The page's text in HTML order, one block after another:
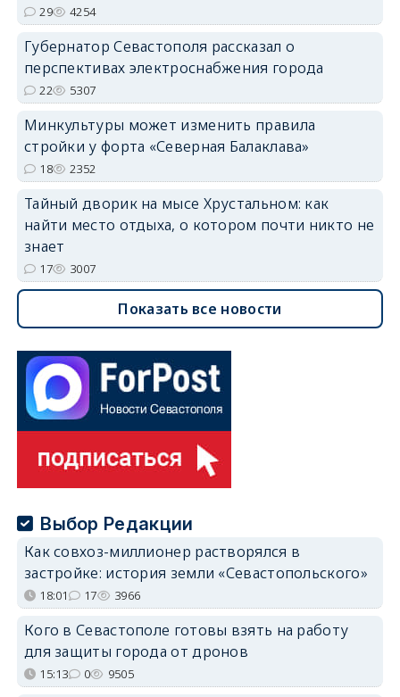
29 4254
Губернатор Севастополя рассказал о
перспективах электроснабжения города
22 5307
Минкультуры может изменить правила
стройки у форта «Северная Балаклава»
18 2352
Тайный дворик на мысе Хрустальном: как
найти место отдыха, о котором почти никто не
знает
17 3007
Показать все новости
Выбор Редакции
Как совхоз-миллионер растворялся в
застройке: история земли «Севастопольского»
18:01 17 3966
Кого в Севастополе готовы взять на работу
для защиты города от дронов
15:13 0 9505